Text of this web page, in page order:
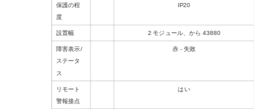
保護の程
度
IP20
設置幅 2 モジュール、から 43880
障害表示/
ステータ
ス
赤 - 失敗
リモート
警報接点
はい